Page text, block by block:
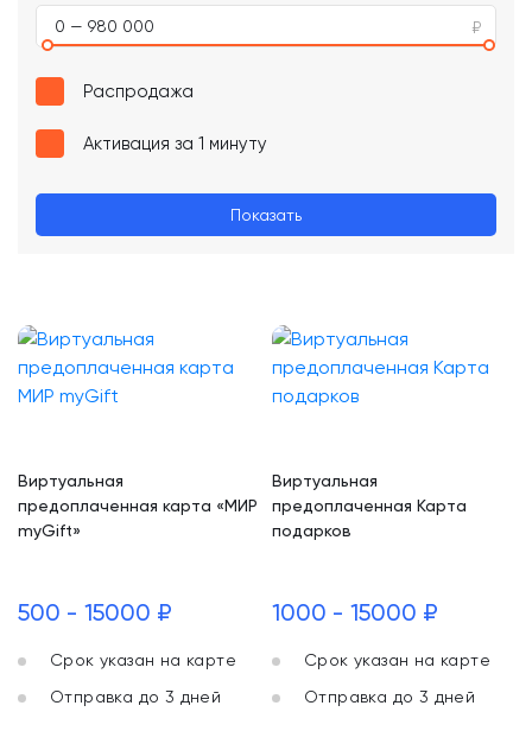
0 — 980 000
Распродажа
Активация за 1 минуту
Показать
Виртуальная
предоплаченная карта «МИР
myGift»
500 - 15000 ₽
Срок указан на карте
Отправка до 3 дней
Виртуальная
предоплаченная Карта
подарков
1000 - 15000 ₽
Срок указан на карте
Отправка до 3 дней